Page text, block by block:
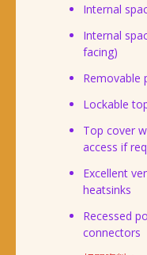
Internal
Internal
facing)
Removable
Lockable
Top cover
access if
Excellent
heatsinks
Recessed
connectors